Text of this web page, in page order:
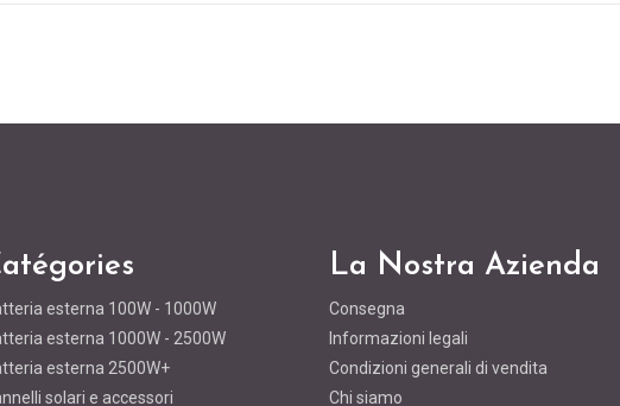
esterna 100W - 1000W
esterna 1000W - 2500W
esterna 2500W+
solari e accessori
La Nostra Azienda
Consegna
Informazioni legali
Condizioni generali di vendita
Chi siamo